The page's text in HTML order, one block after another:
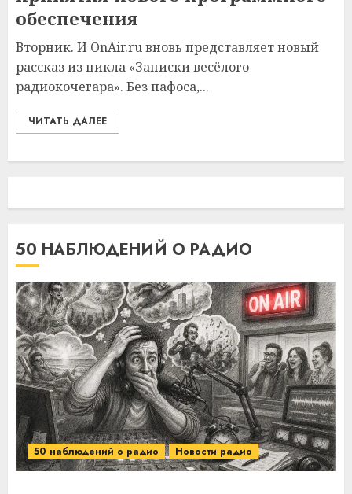
обеспечения
Вторник. И OnAir.ru вновь представляет новый
рассказ из цикла «Записки весёлого
радиокочегара». Без пафоса,...
ЧИТАТЬ ДАЛЕЕ
50 НАБЛЮДЕНИЙ О РАДИО
50 наблюдений о радио Новости радио